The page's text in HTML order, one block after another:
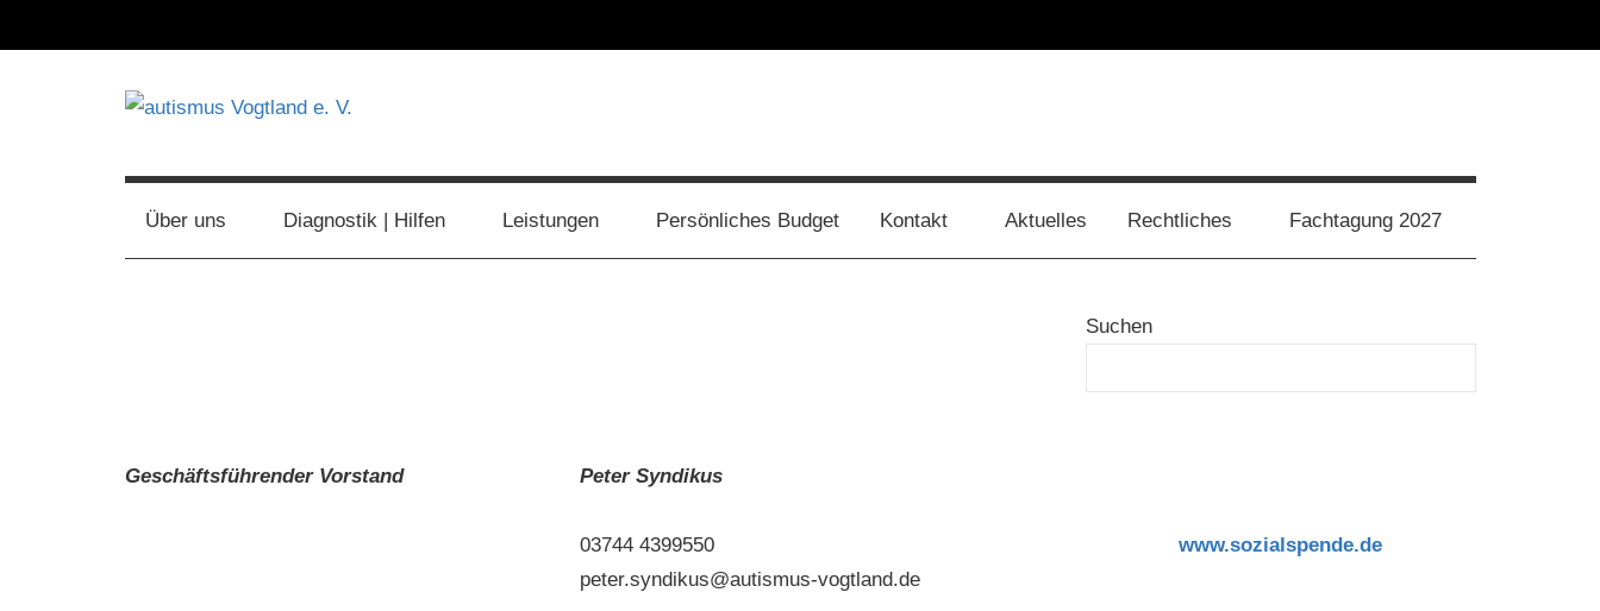
autismus
Vogtland
zur
Förderung
Über uns Diagnostik | Hilfen Leistungen Persönliches Budget Kontakt Aktuelles Rechtliches Fachtagung 2027
Geschäftsführender Vorstand Peter Syndikus
03744 4399550
peter.syndikus@autismus-vogtland.de
Suchen
www.sozialspende.de